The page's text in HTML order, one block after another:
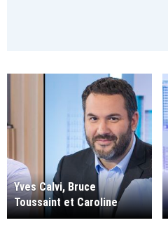
Yves Calvi, Bruce
Toussaint et Caroline
Roux.